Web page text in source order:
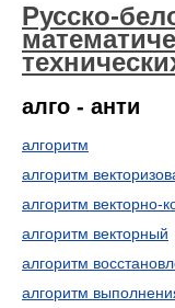
Русско-
алго - анти
алгоритм
алгоритм
алгоритм векторно-
алгоритм векторный
алгоритм
алгоритм